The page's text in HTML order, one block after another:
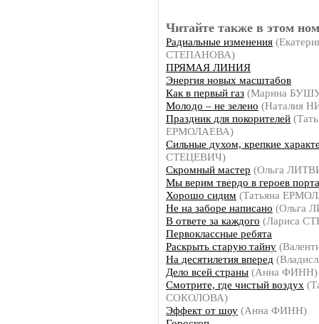
Читайте также в этом
Радиальные изменения
СТЕПАНОВА)
ПРЯМАЯ ЛИНИЯ
Энергия новых масштабов
Как в первый газ (Марина
Молодо – не зелено (Наталия
Праздник для покорителей
ЕРМОЛАЕВА)
Сильные духом, крепкие
СТЕЦЕВИЧ)
Скромный мастер (Ольга
Мы верим твердо в героев порта
Хорошо сидим (Татьяна
Не на заборе написано (Ольга
В ответе за каждого (Лариса
Первоклассные ребята
Раскрыть старую тайну
На десятилетия вперед
Дело всей страны (Анна ФИНН)
Смотрите, где чистый воздух
СОКОЛОВА)
Эффект от шоу (Анна ФИНН)